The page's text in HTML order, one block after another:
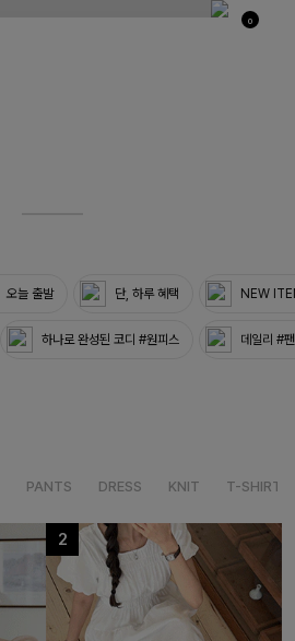
0
오늘 출발 단, 하루 혜택 NEW
하나로 완성된 코디 #원피스 데일리 #
PANTS DRESS KNIT T-SHIRT